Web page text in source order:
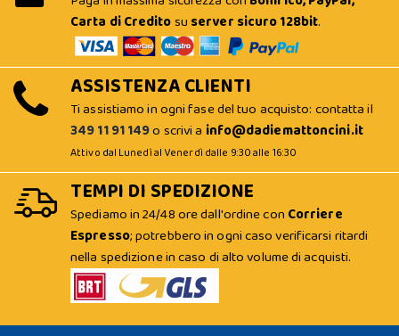
Carta di Creditosu server sicuro 128bit.
ASSISTENZA CLIENTI
Ti assistiamo in ogni fase del tuo acquisto: contatta il
349 11 91 149o scrivi a info@dadiemattoncini.it
Attivo dal Lunedì al Venerdì dalle 9:30 alle 16:30
TEMPI DI SPEDIZIONE
Spediamo in 24/48 ore dall'ordine con Corriere
Espresso; potrebbero in ogni caso verificarsi ritardi
nella spedizione in caso di alto volume di acquisti.